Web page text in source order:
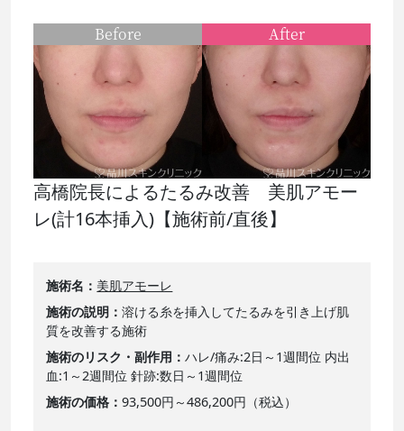
高橋院長によるたるみ改善 美肌アモー
レ(計16本挿入)【施術前/直後】
施術名
美肌アモーレ
施術の説明
溶ける糸を挿入してたるみを引き上げ肌
質を改善する施術
施術のリスク・副作用
ハレ/痛み:2日～1週間位 内出
血:1～2週間位 針跡:数日～1週間位
施術の価格
93,500円～486,200円（税込）
Before After